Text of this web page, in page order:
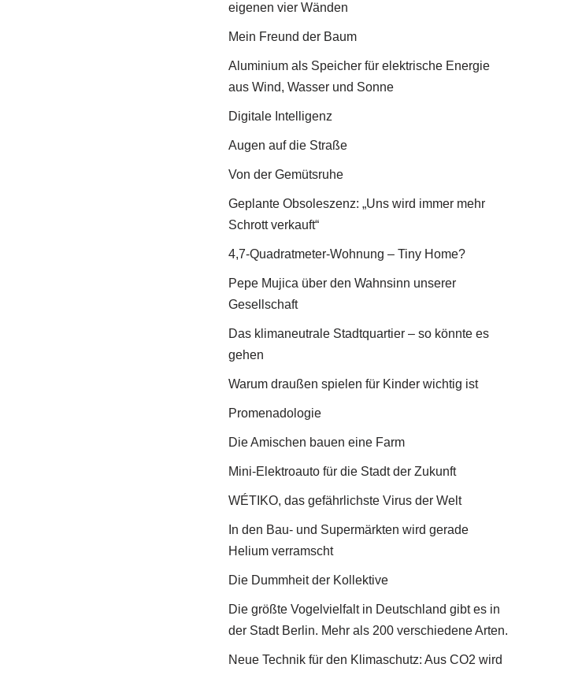
eigenen vier Wänden
Mein Freund der Baum
Aluminium als Speicher für elektrische Energie
aus Wind, Wasser und Sonne
Digitale Intelligenz
Augen auf die Straße
Von der Gemütsruhe
Geplante Obsoleszenz: „Uns wird immer mehr
Schrott verkauft“
4,7-Quadratmeter-Wohnung – Tiny Home?
Pepe Mujica über den Wahnsinn unserer
Gesellschaft
Das klimaneutrale Stadtquartier – so könnte es
gehen
Warum draußen spielen für Kinder wichtig ist
Promenadologie
Die Amischen bauen eine Farm
Mini-Elektroauto für die Stadt der Zukunft
WÉTIKO, das gefährlichste Virus der Welt
In den Bau- und Supermärkten wird gerade
Helium verramscht
Die Dummheit der Kollektive
Die größte Vogelvielfalt in Deutschland gibt es in
der Stadt Berlin. Mehr als 200 verschiedene Arten.
Neue Technik für den Klimaschutz: Aus CO2 wird